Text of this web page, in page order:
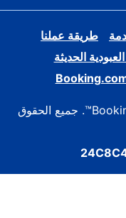
طريقة عملنا
الحديثة
حقوق النشر © 1996–2026 Booking.com™. جميع الحقوق